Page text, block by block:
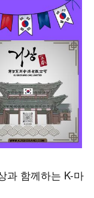
과 함께하는 K-마